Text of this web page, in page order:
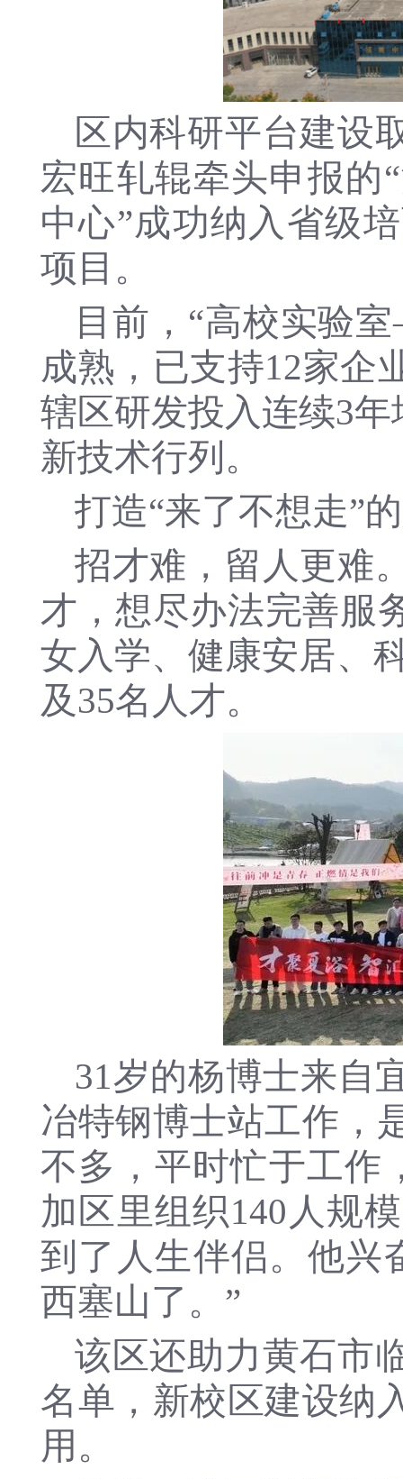
区内科研平台建设
宏旺轧辊牵头申报的
中心”成功纳入省级
项目。
目前，“高校实验
成熟，已支持12家企
辖区研发投入连续3
新技术行列。
打造“来了不想走”
招才难，留人更难
才，想尽办法完善服
女入学、健康安居、
及35名人才。
31岁的杨博士来自
冶特钢博士站工作，
不多，平时忙于工作
加区里组织140人规
到了人生伴侣。他兴
西塞山了。”
该区还助力黄石市
名单，新校区建设纳
用。